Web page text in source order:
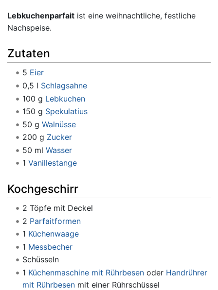
Lebkuchenparfait ist eine weihnachtliche, festliche
Nachspeise.
Zutaten
5 Eier
0,5 l Schlagsahne
100 g Lebkuchen
150 g Spekulatius
50 g Walnüsse
200 g Zucker
50 ml Wasser
1 Vanillestange
Kochgeschirr
2 Töpfe mit Deckel
2 Parfaitformen
1 Küchenwaage
1 Messbecher
Schüsseln
1 Küchenmaschine mit Rührbesenoder Handrührer
mit Rührbesenmit einer Rührschüssel